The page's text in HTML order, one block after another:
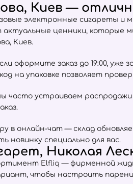
Киев —
электронные сигареты и
ценники, которые
Киев.
оформите заказ до 19:00,
на упаковке позволяет
часто устраиваем
онлайн-чат — склад
новинку специально для вас.
Николая
Elfliq — фирменной
чтобы настроить